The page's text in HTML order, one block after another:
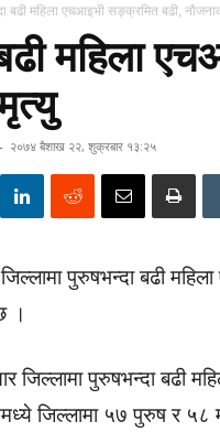
बढी महिला एचआइभी सङ्क्रमित बढी,
महिला
- २०७४ बैशाख २२, शुक्रबार १३:२५
पुरुषभन्दा बढी
।
जिल्लामा पुरुषभन्दा बढी
जिल्लामा ५७ पुरुष र